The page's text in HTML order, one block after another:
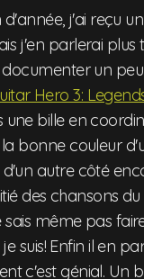
j'ai reçu
j'en parlerai plus
un
Hero 3:
bille en
bonne couleur
autre côté
des chansons
même pas
suis! Enfin il en
c'est génial. Un